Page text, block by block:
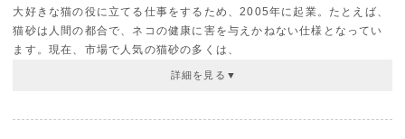
大好きな猫の役に立てる仕事をするため、2005年に起業。たとえば、
猫砂は人間の都合で、ネコの健康に害を与えかねない仕様となってい
ます。現在、市場で人気の猫砂の多くは、